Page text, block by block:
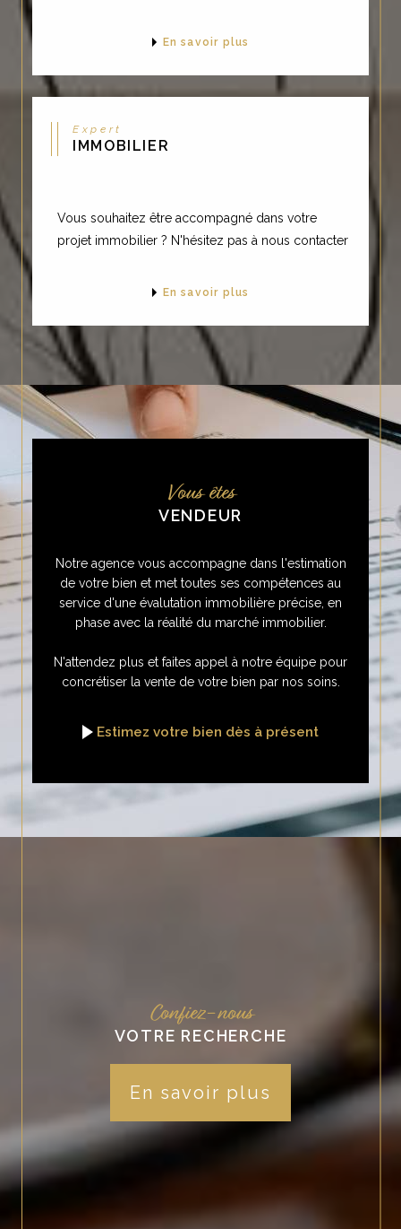
En savoir plus
Expert
IMMOBILIER
Vous souhaitez être accompagné dans votre
projet immobilier ? N'hésitez pas à nous contacter
En savoir plus
Vous êtes
VENDEUR
Notre agence vous accompagne dans l'estimation
de votre bien et met toutes ses compétences au
service d'une évalutation immobilière précise, en
phase avec la réalité du marché immobilier.
N'attendez plus et faites appel à notre équipe pour
concrétiser la vente de votre bien par nos soins.
Estimez votre bien dès à présent
Confiez-nous
VOTRE RECHERCHE
En savoir plus